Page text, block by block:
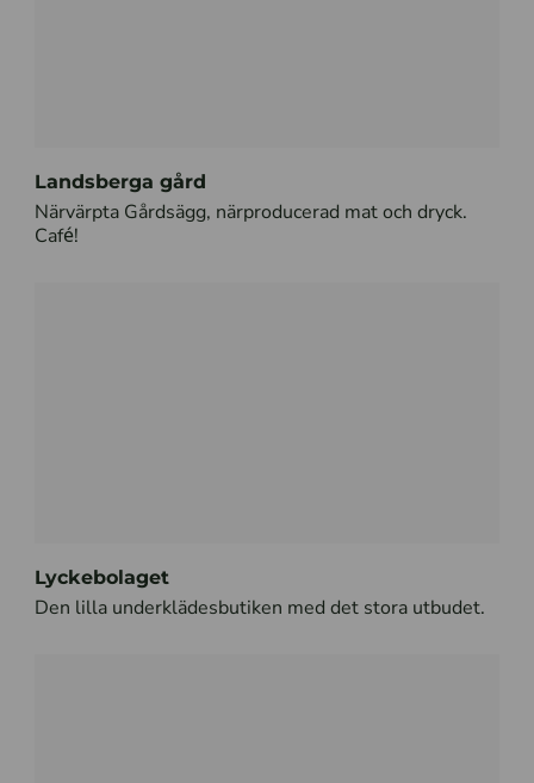
Landsberga gård
Närvärpta Gårdsägg, närproducerad mat och dryck.
Café!
Lyckebolaget
Den lilla underklädesbutiken med det stora utbudet.